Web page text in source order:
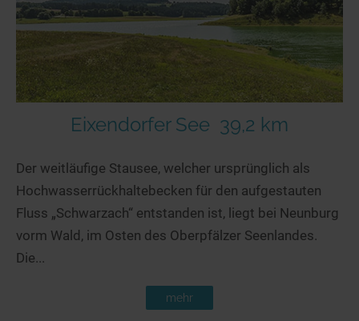
Eixendorfer See 39,2 km
Der weitläufige Stausee, welcher ursprünglich als
Hochwasserrückhaltebecken für den aufgestauten
Fluss „Schwarzach“ entstanden ist, liegt bei Neunburg
vorm Wald, im Osten des Oberpfälzer Seenlandes.
Die...
mehr